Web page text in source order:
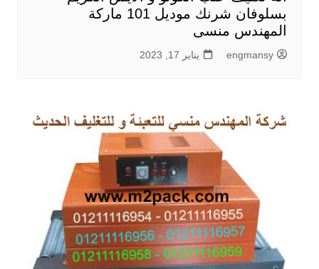
بسلوفان شرنك موديل 101 ماركة
المهندس منسى
engmansy يناير 17, 2023